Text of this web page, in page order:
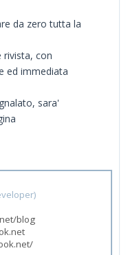
da zero tutta la
rivista, con
ed immediata
sara'
blog